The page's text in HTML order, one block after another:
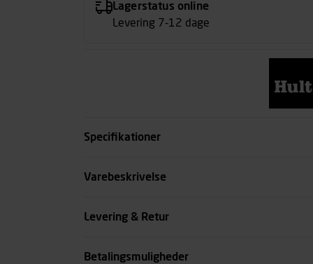
Lagerstatus online
Levering 7-12 dage
Specifikationer
Højde mm
Varebeskrivelse
Levering & Retur
Betalingsmuligheder